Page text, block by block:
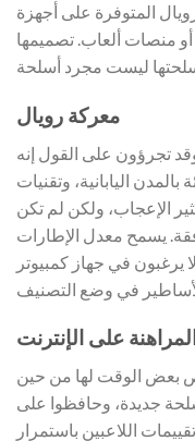
المتوفرة على أجهزة
أو منصات ألعاب. تصميمها
معركة رويال
تجرؤون على القول إنه
اليابانية، وتقنيات
الإعجاب، ولكن لم تكن
يسمح معدل الإطارات
يرغبون في جهاز كمبيوتر
على الإنترنت
بعض الوقت لها من حين
جديدة، وحافظوا على
تقييمات اللاعبين باستمرار (على الأرجح مع تزايد غضب آراء